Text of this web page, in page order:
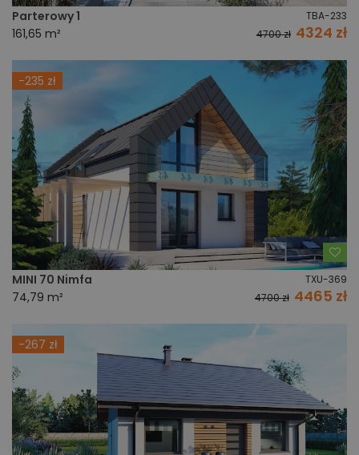
Parterowy 1 TBA-233
161,65 m² 4700 zł 4324 zł
-235 zł
MINI 70 Nimfa TXU-369
74,79 m² 4700 zł 4465 zł
-267 zł